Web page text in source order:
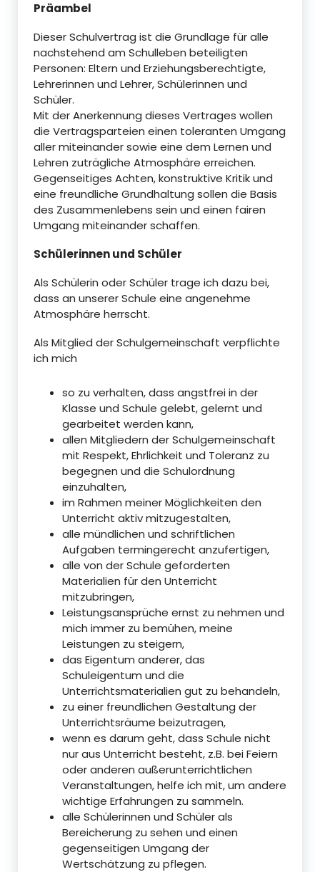
Präambel
Dieser Schulvertrag ist die Grundlage für alle
nachstehend am Schulleben beteiligten
Personen: Eltern und Erziehungsberechtigte,
Lehrerinnen und Lehrer, Schülerinnen und
Schüler.
Mit der Anerkennung dieses Vertrages wollen
die Vertragsparteien einen toleranten Umgang
aller miteinander sowie eine dem Lernen und
Lehren zuträgliche Atmosphäre erreichen.
Gegenseitiges Achten, konstruktive Kritik und
eine freundliche Grundhaltung sollen die Basis
des Zusammenlebens sein und einen fairen
Umgang miteinander schaffen.
Schülerinnen und Schüler
Als Schülerin oder Schüler trage ich dazu bei,
dass an unserer Schule eine angenehme
Atmosphäre herrscht.
Als Mitglied der Schulgemeinschaft verpflichte
ich mich
so zu verhalten, dass angstfrei in der
Klasse und Schule gelebt, gelernt und
gearbeitet werden kann,
allen Mitgliedern der Schulgemeinschaft
mit Respekt, Ehrlichkeit und Toleranz zu
begegnen und die Schulordnung
einzuhalten,
im Rahmen meiner Möglichkeiten den
Unterricht aktiv mitzugestalten,
alle mündlichen und schriftlichen
Aufgaben termingerecht anzufertigen,
alle von der Schule geforderten
Materialien für den Unterricht
mitzubringen,
Leistungsansprüche ernst zu nehmen und
mich immer zu bemühen, meine
Leistungen zu steigern,
das Eigentum anderer, das
Schuleigentum und die
Unterrichtsmaterialien gut zu behandeln,
zu einer freundlichen Gestaltung der
Unterrichtsräume beizutragen,
wenn es darum geht, dass Schule nicht
nur aus Unterricht besteht, z.B. bei Feiern
oder anderen außerunterrichtlichen
Veranstaltungen, helfe ich mit, um andere
wichtige Erfahrungen zu sammeln.
alle Schülerinnen und Schüler als
Bereicherung zu sehen und einen
gegenseitigen Umgang der
Wertschätzung zu pflegen.